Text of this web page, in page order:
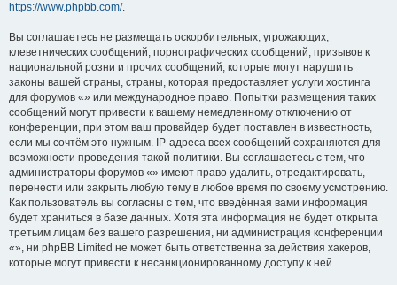
https://www.phpbb.com/.
Вы соглашаетесь не размещать оскорбительных, угрожающих,
клеветнических сообщений, порнографических сообщений, призывов к
национальной розни и прочих сообщений, которые могут нарушить
законы вашей страны, страны, которая предоставляет услуги хостинга
для форумов «» или международное право. Попытки размещения таких
сообщений могут привести к вашему немедленному отключению от
конференции, при этом ваш провайдер будет поставлен в известность,
если мы сочтём это нужным. IP-адреса всех сообщений сохраняются для
возможности проведения такой политики. Вы соглашаетесь с тем, что
администраторы форумов «» имеют право удалить, отредактировать,
перенести или закрыть любую тему в любое время по своему усмотрению.
Как пользователь вы согласны с тем, что введённая вами информация
будет храниться в базе данных. Хотя эта информация не будет открыта
третьим лицам без вашего разрешения, ни администрация конференции
«», ни phpBB Limited не может быть ответственна за действия хакеров,
которые могут привести к несанкционированному доступу к ней.